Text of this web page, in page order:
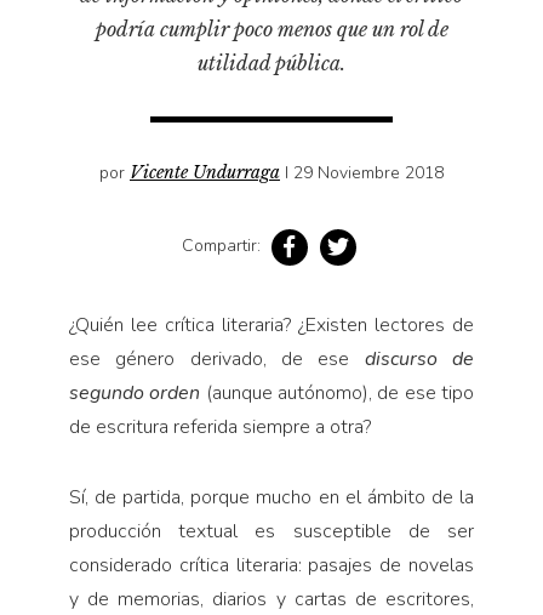
Personajes secundarios
Turismo accidental
podría cumplir poco menos que un rol de
utilidad pública.
por Vicente Undurraga I 29 Noviembre 2018
Compartir:
¿Quién lee crítica literaria? ¿Existen lectores de
ese género derivado, de ese discurso de
segundo orden (aunque autónomo), de ese tipo
de escritura referida siempre a otra?
Sí, de partida, porque mucho en el ámbito de la
producción textual es susceptible de ser
considerado crítica literaria: pasajes de novelas
y de memorias, diarios y cartas de escritores,